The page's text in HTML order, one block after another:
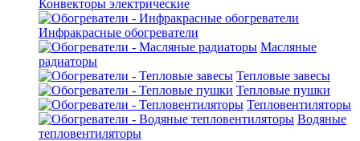
Конвекторы электрические
Инфракрасные обогреватели
Масляные
радиаторы
Тепловые завесы
Тепловые пушки
Тепловентиляторы
Водяные
тепловентиляторы